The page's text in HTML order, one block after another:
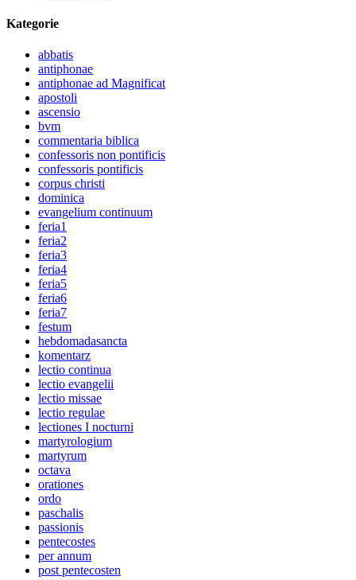
Kategorie
abbatis
antiphonae
antiphonae ad Magnificat
apostoli
ascensio
bvm
commentaria biblica
confessoris non pontificis
confessoris pontificis
corpus christi
dominica
evangelium continuum
feria1
feria2
feria3
feria4
feria5
feria6
feria7
festum
hebdomadasancta
komentarz
lectio continua
lectio evangelii
lectio missae
lectio regulae
lectiones I nocturni
martyrologium
martyrum
octava
orationes
ordo
paschalis
passionis
pentecostes
per annum
post pentecosten